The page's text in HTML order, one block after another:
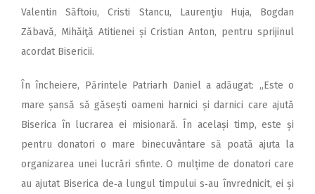
Valentin Săftoiu, Cristi Stancu, Laurenţiu Huja, Bogdan
Zăbavă, Mihăiţă Atitienei și Cristian Anton, pentru sprijinul
acordat Bisericii.
În încheiere, Părintele Patriarh Daniel a adăugat: „Este o
mare șansă să găsești oameni harnici și darnici care ajută
Biserica în lucrarea ei misionară. În același timp, este și
pentru donatori o mare binecuvântare să poată ajuta la
organizarea unei lucrări sfinte. O mulțime de donatori care
au ajutat Biserica de‑a lungul timpului s‑au învrednicit, ei și